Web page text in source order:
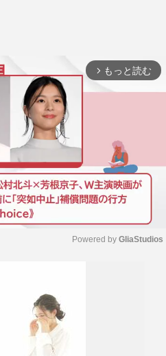
arrow_forward_ios もっと読む
Powered by GliaStudios